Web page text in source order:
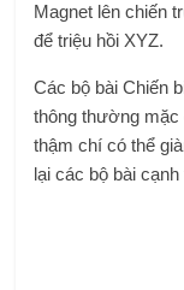
Magnet lên chiến
để triệu hồi XYZ.
Các bộ bài Chiến
thông thường
thậm chí có thể
lại các bộ bài cạnh